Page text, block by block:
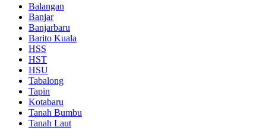
Balangan
Banjar
Banjarbaru
Barito Kuala
HSS
HST
HSU
Tabalong
Tapin
Kotabaru
Tanah Bumbu
Tanah Laut